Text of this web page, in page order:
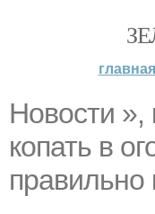
главная
Новости »,
копать в
правильно